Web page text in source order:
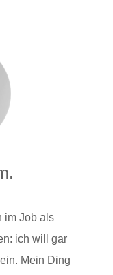
im Job als
ich will gar
Mein Ding